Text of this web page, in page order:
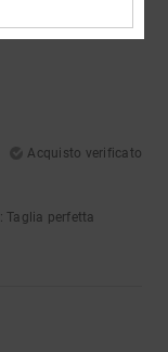
Acquisto verificato
: Taglia perfetta